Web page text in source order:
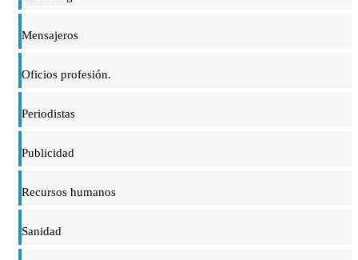
Mensajeros
Oficios profesión.
Periodistas
Publicidad
Recursos humanos
Sanidad